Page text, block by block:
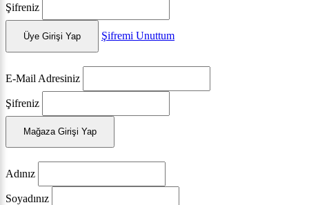
Şifreniz
Üye Girişi Yap Şifremi Unuttum
E-Mail Adresiniz
Şifreniz
Mağaza Girişi Yap
Adınız
Soyadınız